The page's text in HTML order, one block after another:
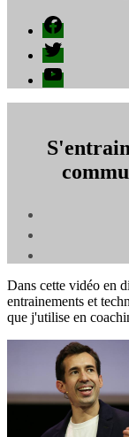
Facebook
Twitter
YouTube
Dans cette vidéo en
entrainements et
que j'utilise en